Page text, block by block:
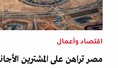
اقتصاد وأعمال
مصر تراهن على المشترين